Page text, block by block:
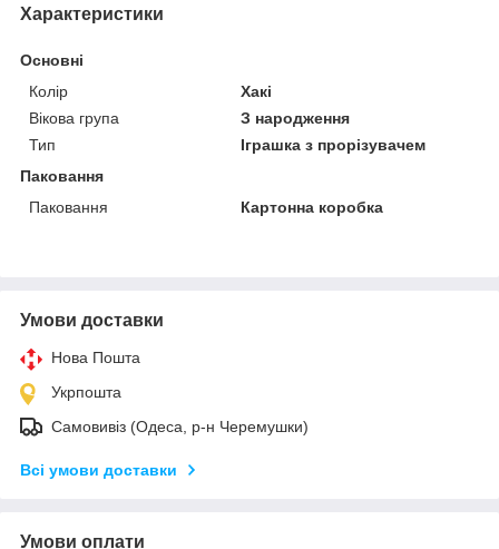
Характеристики
Основні
Колір
Хакі
Вікова група
З народження
Тип
Іграшка з прорізувачем
Паковання
Паковання
Картонна коробка
Умови доставки
Нова Пошта
Укрпошта
Самовивіз (Одеса, р-н Черемушки)
Всі умови доставки
Умови оплати